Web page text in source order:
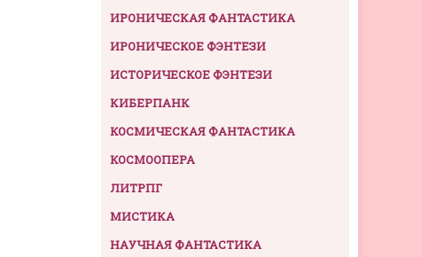
ИРОНИЧЕСКАЯ ФАНТАСТИКА
ИРОНИЧЕСКОЕ ФЭНТЕЗИ
ИСТОРИЧЕСКОЕ ФЭНТЕЗИ
КИБЕРПАНК
КОСМИЧЕСКАЯ ФАНТАСТИКА
КОСМООПЕРА
ЛИТРПГ
МИСТИКА
НАУЧНАЯ ФАНТАСТИКА